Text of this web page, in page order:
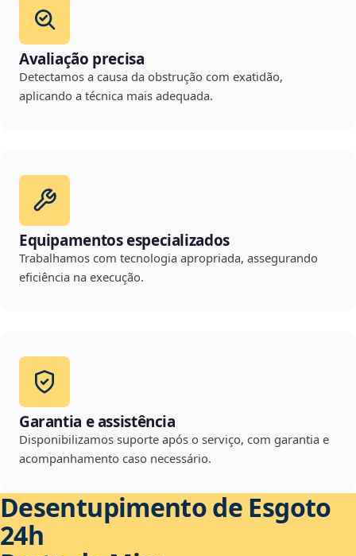
Avaliação precisa
Detectamos a causa da obstrução com exatidão,
aplicando a técnica mais adequada.
Equipamentos especializados
Trabalhamos com tecnologia apropriada, assegurando
eficiência na execução.
Garantia e assistência
Disponibilizamos suporte após o serviço, com garantia e
acompanhamento caso necessário.
Desentupimento de Esgoto
24h